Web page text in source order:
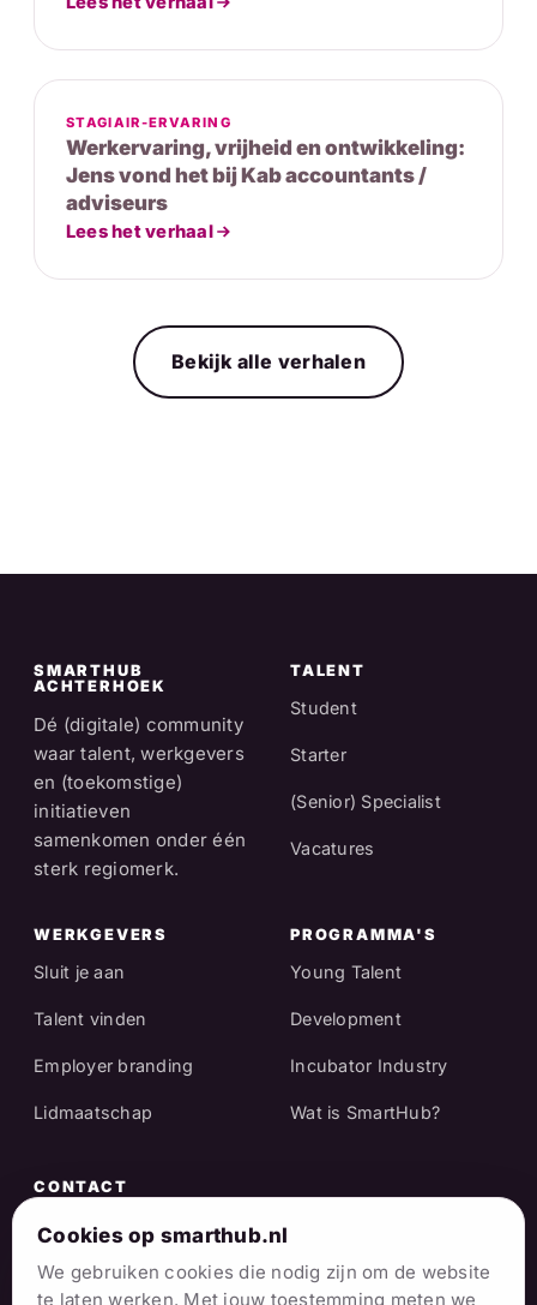
STAGIAIR-ERVARING
Werkervaring, vrijheid en ontwikkeling:
Jens vond het bij Kab accountants /
adviseurs
Lees het verhaal
Bekijk alle verhalen
SMARTHUB
ACHTERHOEK
Dé (digitale) community
waar talent, werkgevers
en (toekomstige)
initiatieven
samenkomen onder één
sterk regiomerk.
TALENT
Student
Starter
(Senior) Specialist
Vacatures
WERKGEVERS
Sluit je aan
Talent vinden
Employer branding
Lidmaatschap
PROGRAMMA'S
Young Talent
Development
Incubator Industry
Wat is SmartHub?
CONTACT
Raadhuisstraat 25
7001 EX Doetinchem
Cookies op smarthub.nl
We gebruiken cookies die nodig zijn om de website
te laten werken. Met jouw toestemming meten we